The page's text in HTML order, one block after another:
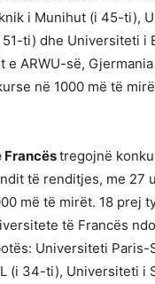
i Munihut (i 45-ti),
ti) dhe Universiteti i
e ARWU-së,
në 1000 më të
Francëstregojnë
të renditjes, me 27
më të mirët. 18 prej
të Francës
Universiteti Paris-
(i 34-ti), Universiteti i